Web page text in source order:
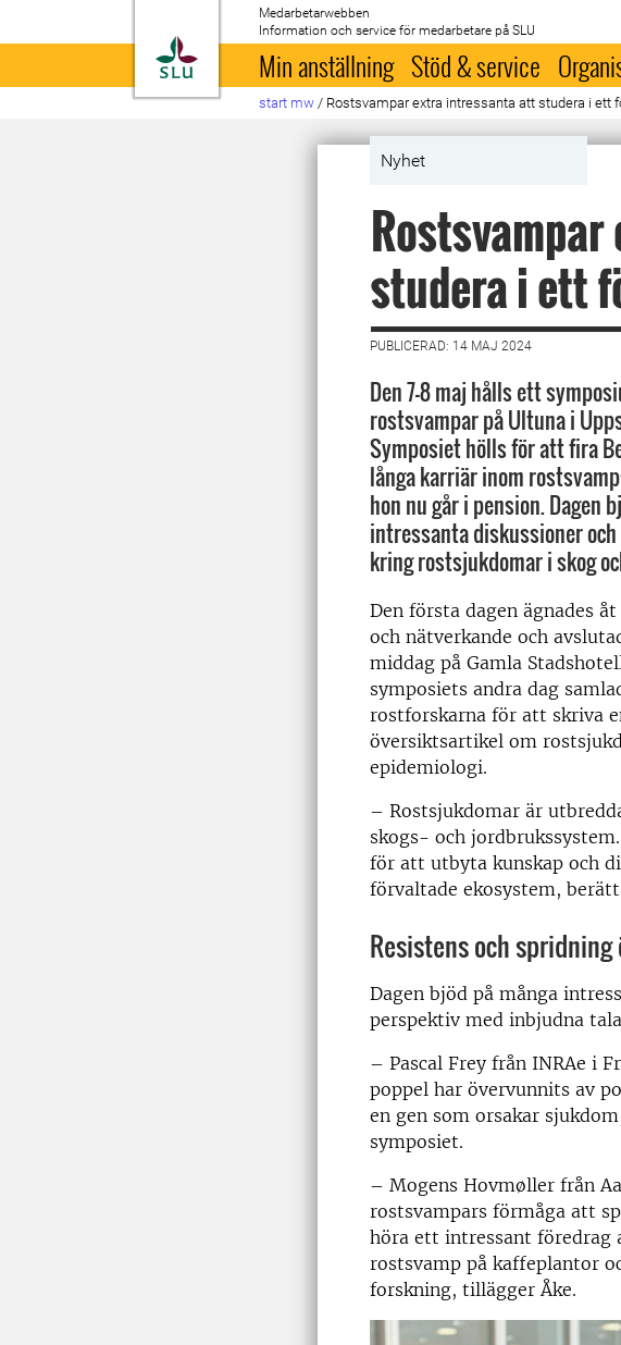
Till startsida
Medarbetarwebben
Information och service för medarbetare på SLU
Min anställning Stöd & service
start mw / Rostsvampar extra intressanta att studera i ett
Nyhet
studera i ett
PUBLICERAD: 14 MAJ 2024
Den 7–8 maj hålls ett
rostsvampar på Ultuna i
Symposiet hölls för att fira
långa karriär inom
hon nu går i pension. Dagen
intressanta diskussioner
kring rostsjukdomar i skog
Den första dagen ägnades
och nätverkande och
middag på Gamla
symposiets andra dag
rostforskarna för att skriva
översiktsartikel om
epidemiologi.
– Rostsjukdomar är
skogs- och jordbrukssystem.
för att utbyta kunskap och
förvaltade ekosystem,
Resistens och
Dagen bjöd på många
perspektiv med inbjudna
– Pascal Frey från INRAe i
poppel har övervunnits av
en gen som orsakar
symposiet.
– Mogens Hovmøller från
rostsvampars förmåga att
höra ett intressant föredrag
rostsvamp på kaffeplantor
forskning, tillägger Åke.